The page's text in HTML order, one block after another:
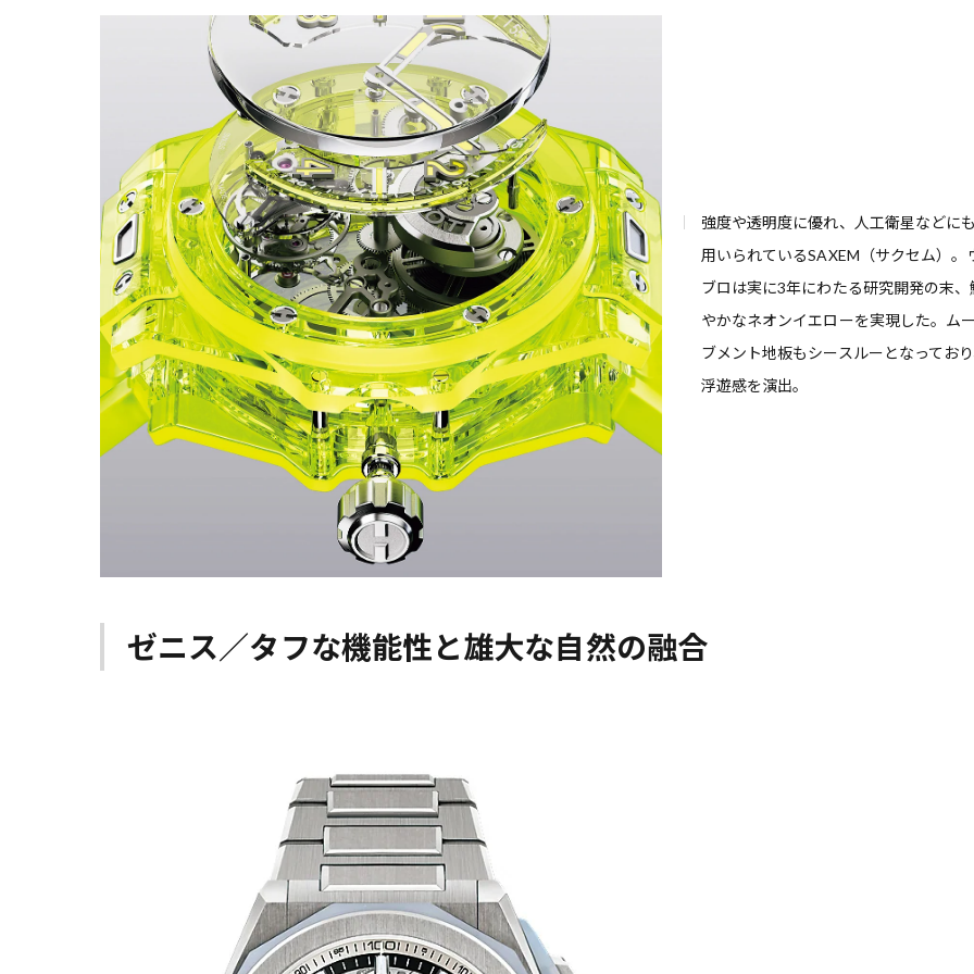
強度や透明度に優れ、人工衛星などにも
用いられているSAXEM（サクセム）。
ブロは実に3年にわたる研究開発の末、
やかなネオンイエローを実現した。ムー
ブメント地板もシースルーとなっており
浮遊感を演出。
ゼニス／タフな機能性と雄大な自然の融合